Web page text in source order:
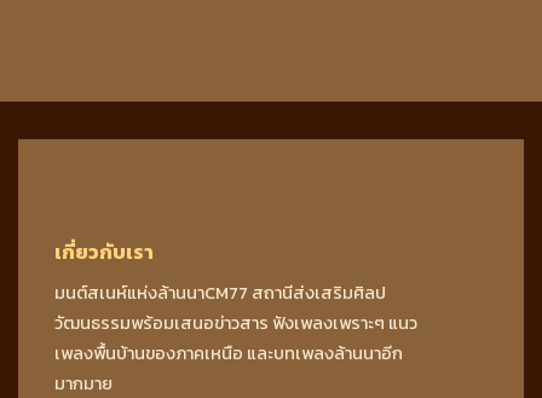
เกี่ยวกับเรา
มนต์สเนห์แห่งล้านนาCM77 สถานีส่งเสริมศิลป
วัฒนธรรมพร้อมเสนอข่าวสาร ฟังเพลงเพราะๆ แนว
เพลงพื้นบ้านของภาคเหนือ และบทเพลงล้านนาอีก
มากมาย